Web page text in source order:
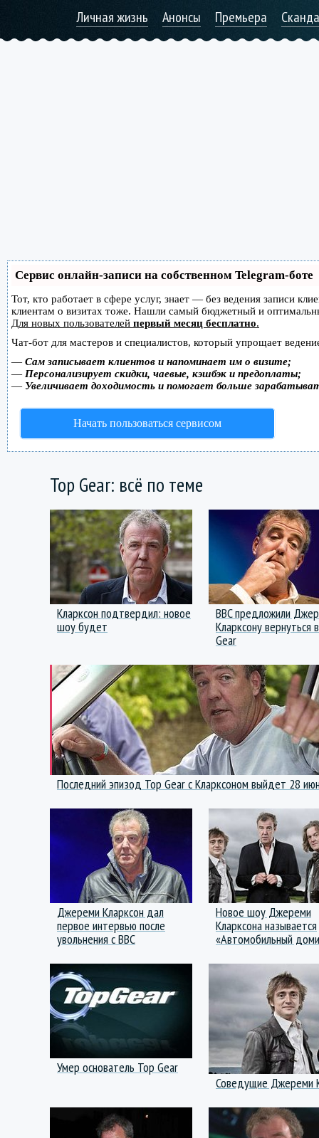
Личная жизнь Анонсы Премьера
Сервис онлайн-записи на собственном Telegram-боте
Тот, кто работает в сфере услуг, знает — без ведения записи
клиентам о визитах тоже. Нашли самый бюджетный и
Для новых пользователей первый месяц бесплатно.
Чат-бот для мастеров и специалистов, который упрощает
— Сам записывает клиентов и напоминает им о визите;
— Персонализирует скидки, чаевые, кэшбэк и предоплаты;
— Увеличивает доходимость и помогает больше
Начать пользоваться сервисом
Top Gear: всё по теме
Кларксон подтвердил: новое
шоу будет
BBC предложили
Кларксону вернуться
Gear
Последний эпизод Top Gear с Кларксоном выйдет 28
Джереми Кларксон дал
первое интервью после
увольнения с BBC
Новое шоу Джереми
Кларксона называется
«Автомобильный
Умер основатель Top Gear
Соведущие Джереми